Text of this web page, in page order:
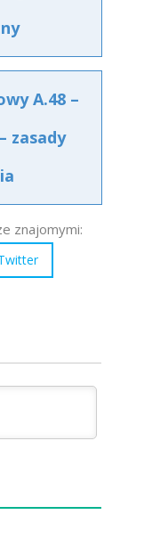
A.48 –
zasady
znajomymi: